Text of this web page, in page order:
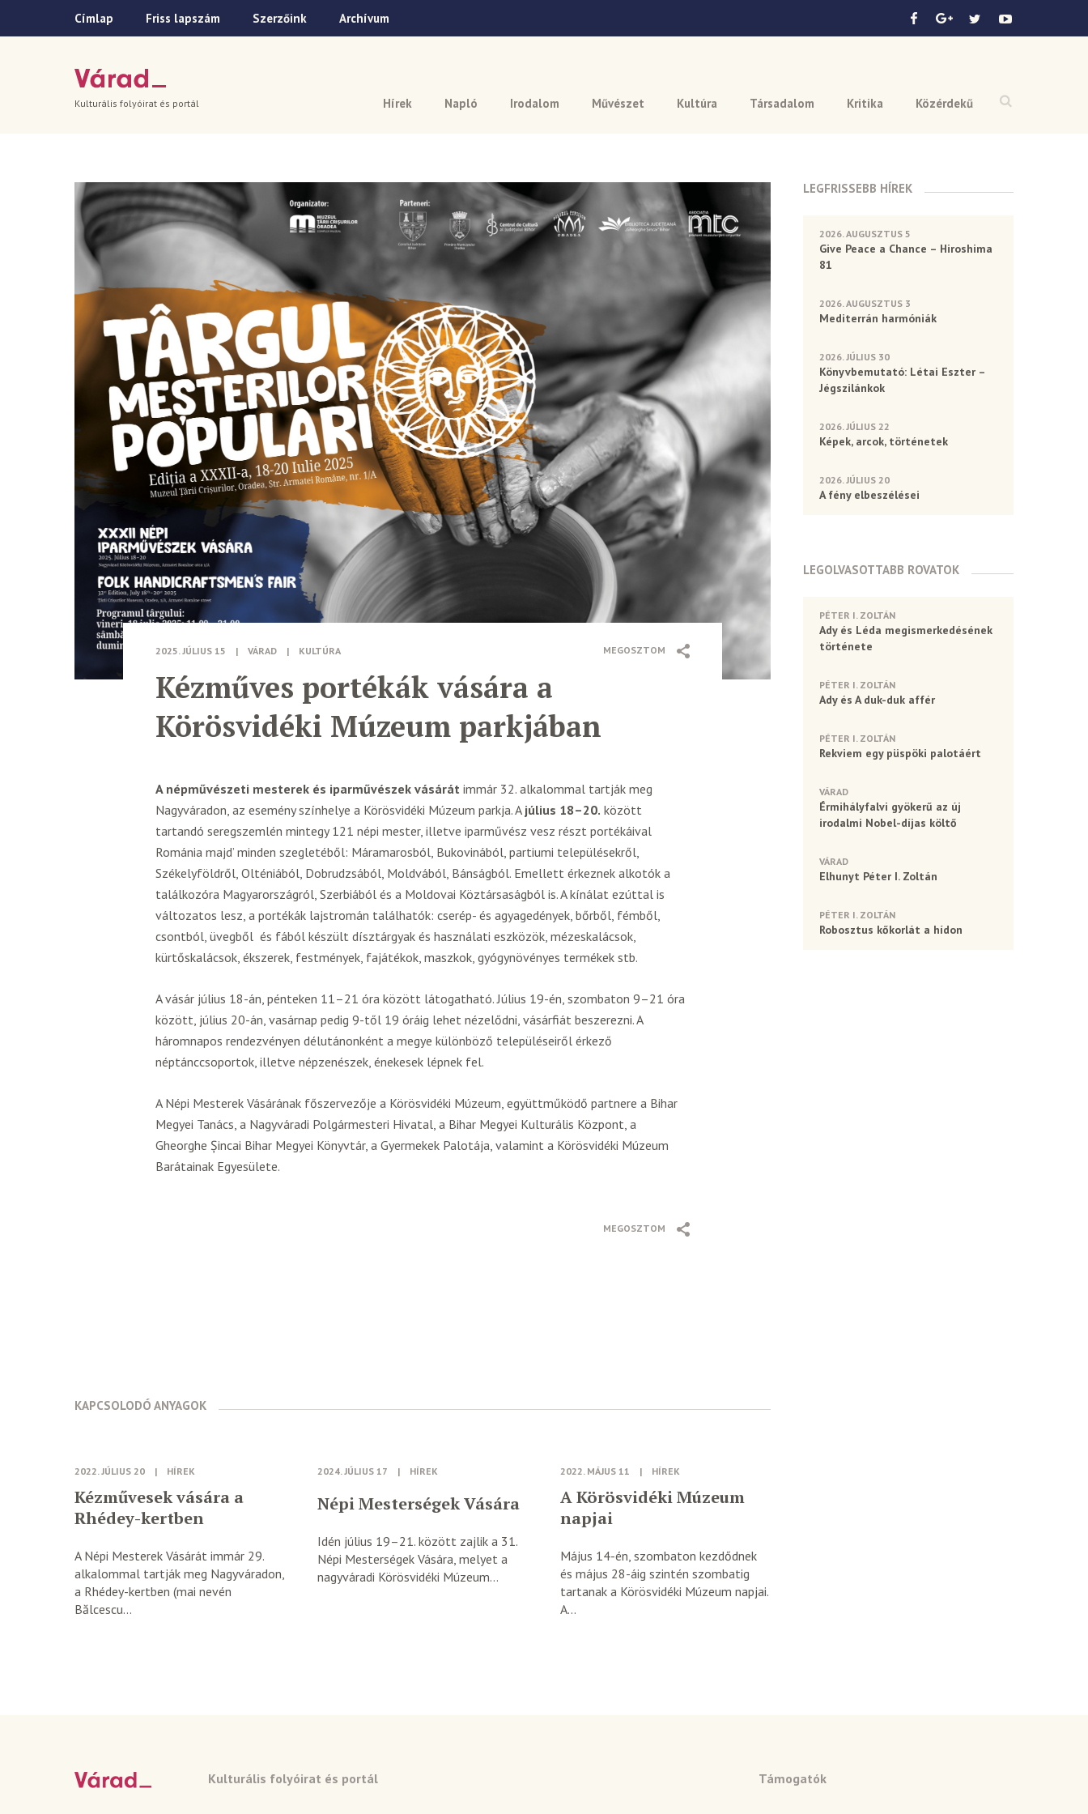
Címlap Friss lapszám Szerzőink Archívum
Hírek Napló Irodalom Művészet Kultúra Társadalom Kritika Közérdekű
Kulturális folyóirat és portál
MEGOSZTOM
2025. JÚLIUS 15 | VÁRAD | KULTÚRA
Kézműves portékák vására a
Körösvidéki Múzeum parkjában
A népművészeti mesterek és iparművészek vásárát immár 32. alkalommal tartják meg
Nagyváradon, az esemény színhelye a Körösvidéki Múzeum parkja. A július 18–20. között
tartandó seregszemlén mintegy 121 népi mester, illetve iparművész vesz részt portékáival
Románia majd’ minden szegletéből: Máramarosból, Bukovinából, partiumi településekről,
Székelyföldről, Olténiából, Dobrudzsából, Moldvából, Bánságból. Emellett érkeznek alkotók a
találkozóra Magyarországról, Szerbiából és a Moldovai Köztársaságból is. A kínálat ezúttal is
változatos lesz, a portékák lajstromán találhatók: cserép- és agyagedények, bőrből, fémből,
csontból, üvegből és fából készült dísztárgyak és használati eszközök, mézeskalácsok,
kürtőskalácsok, ékszerek, festmények, fajátékok, maszkok, gyógynövényes termékek stb.
A vásár július 18-án, pénteken 11–21 óra között látogatható. Július 19-én, szombaton 9–21 óra
között, július 20-án, vasárnap pedig 9-től 19 óráig lehet nézelődni, vásárfiát beszerezni. A
háromnapos rendezvényen délutánonként a megye különböző településeiről érkező
néptánccsoportok, illetve népzenészek, énekesek lépnek fel.
A Népi Mesterek Vásárának főszervezője a Körösvidéki Múzeum, együttműködő partnere a Bihar
Megyei Tanács, a Nagyváradi Polgármesteri Hivatal, a Bihar Megyei Kulturális Központ, a
Gheorghe Șincai Bihar Megyei Könyvtár, a Gyermekek Palotája, valamint a Körösvidéki Múzeum
Barátainak Egyesülete.
MEGOSZTOM
KAPCSOLODÓ ANYAGOK
2022. JÚLIUS 20 | HÍREK
Kézművesek vására a
Rhédey-kertben
A Népi Mesterek Vásárát immár 29.
alkalommal tartják meg Nagyváradon,
a Rhédey-kertben (mai nevén
Bălcescu...
2024. JÚLIUS 17 | HÍREK
Népi Mesterségek Vására
Idén július 19–21. között zajlik a 31.
Népi Mesterségek Vására, melyet a
nagyváradi Körösvidéki Múzeum...
2022. MÁJUS 11 | HÍREK
A Körösvidéki Múzeum
napjai
Május 14-én, szombaton kezdődnek
és május 28-áig szintén szombatig
tartanak a Körösvidéki Múzeum napjai.
A...
LEGFRISSEBB HÍREK
2026. AUGUSZTUS 5
Give Peace a Chance – Hiroshima
81
2026. AUGUSZTUS 3
Mediterrán harmóniák
2026. JÚLIUS 30
Könyvbemutató: Létai Eszter –
Jégszilánkok
2026. JÚLIUS 22
Képek, arcok, történetek
2026. JÚLIUS 20
A fény elbeszélései
LEGOLVASOTTABB ROVATOK
PÉTER I. ZOLTÁN
Ady és Léda megismerkedésének
története
PÉTER I. ZOLTÁN
Ady és A duk-duk affér
PÉTER I. ZOLTÁN
Rekviem egy püspöki palotáért
VÁRAD
Érmihályfalvi gyökerű az új
irodalmi Nobel-díjas költő
VÁRAD
Elhunyt Péter I. Zoltán
PÉTER I. ZOLTÁN
Robosztus kőkorlát a hídon
Kulturális folyóirat és portál Támogatók